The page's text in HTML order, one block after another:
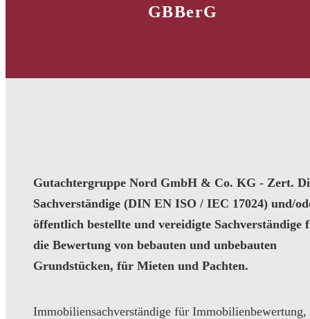
GBBerG
Gutachtergruppe Nord GmbH & Co. KG - Zert.
Sachverständige (DIN EN ISO / IEC 17024) und/
öffentlich bestellte und vereidigte Sachverständige
die Bewertung von bebauten und unbebauten
Grundstücken, für Mieten und Pachten.
Immobiliensachverständige für Immobilienbewertung,